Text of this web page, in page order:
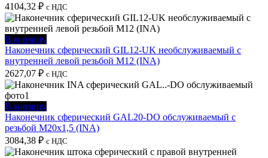
4104,32 ₽ с НДС
В корзину
Наконечник сферический GIL12-UK необслуживаемый с
внутренней левой резьбой M12 (INA)
2627,07 ₽ с НДС
В корзину
Наконечник сферический GAL20-DO обслуживаемый с
резьбой M20x1,5 (INA)
3084,38 ₽ с НДС